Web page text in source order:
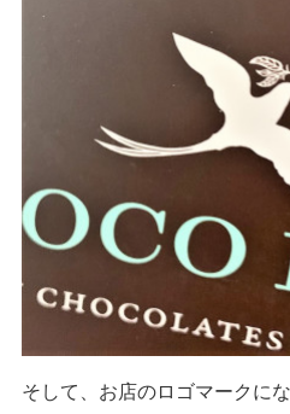
そして、お店のロゴマークに